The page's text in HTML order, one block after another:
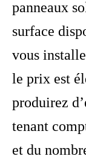
panneaux
surface
vous
le prix est
produirez
tenant
et du